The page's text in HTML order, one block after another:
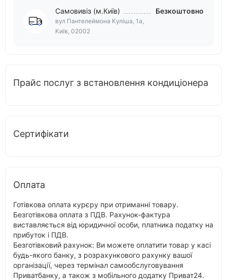
Самовивіз (м.Київ)
вул Пантелеймона Куліша, 1а,
Київ, 02002
Безкоштовно
Прайс послуг з встановлення кондиціонера
Сертифікати
Оплата
Готівкова оплата курєру при отриманні товару.
Безготівкова оплата з ПДВ. Рахунок-фактура
виставляється від юридичної особи, платника податку на
прибуток і ПДВ.
Безготівковий рахунок: Ви можете оплатити товар у касі
будь-якого банку, з розрахункового рахунку вашої
організації, через термінал самообслуговування
Приватбанку, а також з мобільного додатку Приват24.